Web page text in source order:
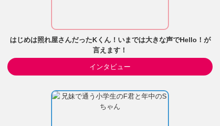
はじめは照れ屋さんだったKくん！いまでは大きな声でHello！が
言えます！
インタビュー